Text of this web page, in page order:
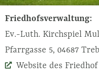
Friedhofsverwaltung:
Ev.-Luth. Kirchspiel
Pfarrgasse 5, 04687
Website des